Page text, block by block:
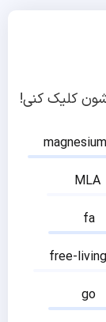
کلیک کنی!
magnesium
MLA
fa
free-living
go